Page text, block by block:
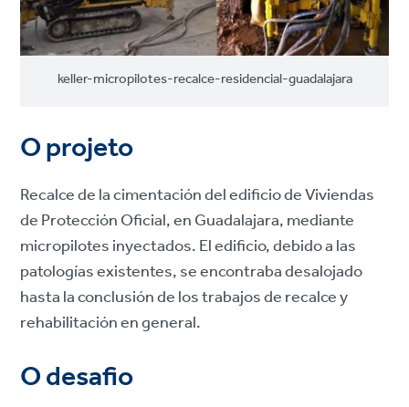
keller-micropilotes-recalce-residencial-guadalajara
O projeto
Recalce de la cimentación del edificio de Viviendas
de Protección Oficial, en Guadalajara, mediante
micropilotes inyectados. El edificio, debido a las
patologías existentes, se encontraba desalojado
hasta la conclusión de los trabajos de recalce y
rehabilitación en general.
O desafio